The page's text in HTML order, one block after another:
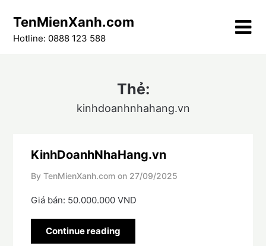
content
TenMienXanh.com
Hotline: 0888 123 588
Thẻ:
kinhdoanhnhahang.vn
KinhDoanhNhaHang.vn
By TenMienXanh.com on 27/09/2025
Giá bán: 50.000.000 VND
Continue reading